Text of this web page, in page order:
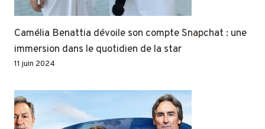
Camélia Benattia dévoile son compte Snapchat : une
immersion dans le quotidien de la star
11 juin 2024